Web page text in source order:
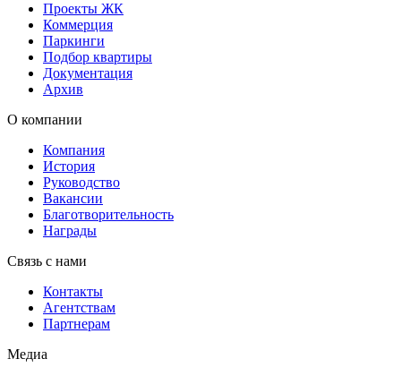
Проекты ЖК
Коммерция
Паркинги
Подбор квартиры
Документация
Архив
О компании
Компания
История
Руководство
Вакансии
Благотворительность
Награды
Связь с нами
Контакты
Агентствам
Партнерам
Медиа